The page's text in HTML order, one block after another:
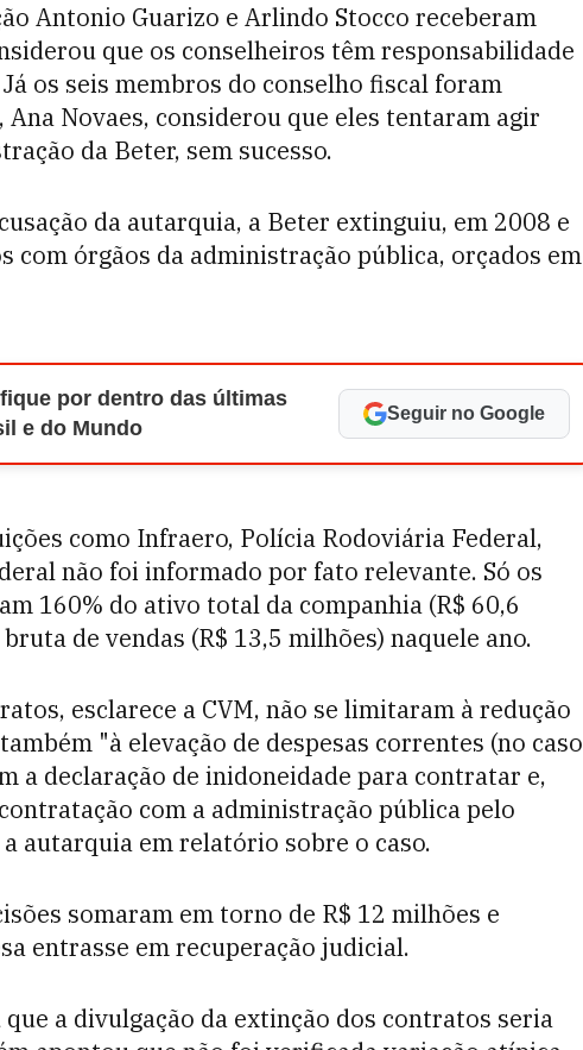
Antonio Guarizo e Arlindo Stocco receberam
que os conselheiros têm responsabilidade
os seis membros do conselho fiscal foram
Novaes, considerou que eles tentaram agir
da Beter, sem sucesso.
da autarquia, a Beter extinguiu, em 2008 e
com órgãos da administração pública, orçados em
por dentro das últimas
e do Mundo
Seguir no Google
como Infraero, Polícia Rodoviária Federal,
não foi informado por fato relevante. Só os
160% do ativo total da companhia (R$ 60,6
de vendas (R$ 13,5 milhões) naquele ano.
esclarece a CVM, não se limitaram à redução
"à elevação de despesas correntes (no caso
a declaração de inidoneidade para contratar e,
com a administração pública pelo
autarquia em relatório sobre o caso.
somaram em torno de R$ 12 milhões e
entrasse em recuperação judicial.
a divulgação da extinção dos contratos seria